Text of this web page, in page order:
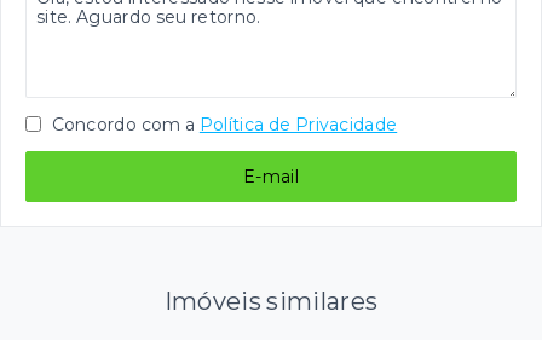
Concordo com a Política de Privacidade
E-mail
Imóveis similares